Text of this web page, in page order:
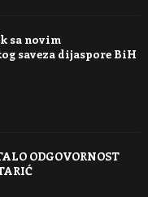
sa novim
saveza dijaspore BiH
ODGOVORNOST